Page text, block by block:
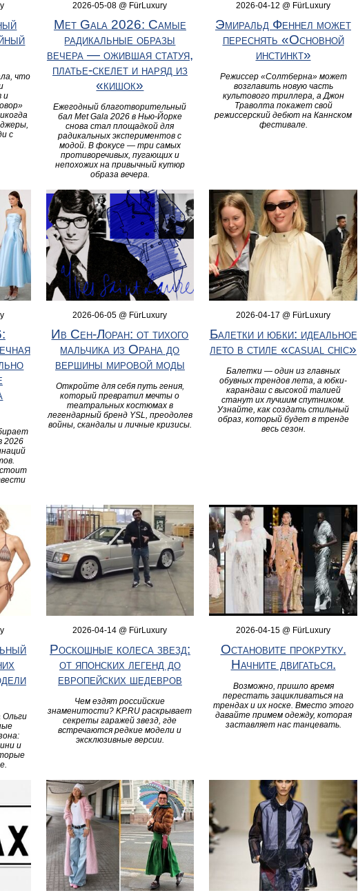
что
и
с
2026-05-08 @ FürLuxury
Met Gala 2026: Самые
радикальные образы
вечера — ожившая статуя,
платье-скелет и наряд из
«кишок»
Ежегодный благотворительный
бал Met Gala 2026 в Нью-Йорке
снова стал площадкой для
радикальных экспериментов с
модой. В фокусе — три самых
противоречивых, пугающих и
непохожих на привычный кутюр
образа вечера.
2026-04-12 @ FürLuxury
Эмиральд Феннел может
переснять «Основной
инстинкт»
Режиссер «Солтберна» может
возглавить новую часть
культового триллера, а Джон
Траволта покажет свой
режиссерский дебют на Каннском
фестивале.
2026
2026-06-05 @ FürLuxury
Ив Сен-Лоран: от тихого
мальчика из Орана до
вершины мировой моды
Откройте для себя путь гения,
который превратил мечты о
театральных костюмах в
легендарный бренд YSL, преодолев
войны, скандалы и личные кризисы.
2026-04-17 @ FürLuxury
Балетки и юбки: идеальное
лето в стиле «casual chic»
Балетки — один из главных
обувных трендов лета, а юбки-
карандаш с высокой талией
станут их лучшим спутником.
Узнайте, как создать стильный
образ, который будет в тренде
весь сезон.
Ольги
и
2026-04-14 @ FürLuxury
Роскошные колеса звезд:
от японских легенд до
европейских шедевров
Чем ездят российские
знаменитости? KP.RU раскрывает
секреты гаражей звезд, где
встречаются редкие модели и
эксклюзивные версии.
2026-04-15 @ FürLuxury
Остановите прокрутку.
Начните двигаться.
Возможно, пришло время
перестать зацикливаться на
трендах и их носке. Вместо этого
давайте примем одежду, которая
заставляет нас танцевать.